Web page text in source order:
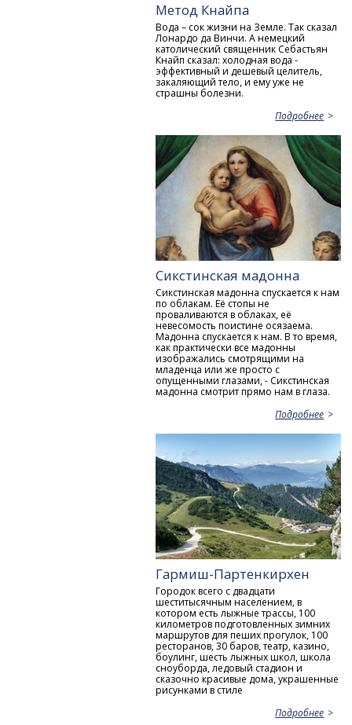
Метод Кнайпа
Вода – сок жизни на Земле. Так сказал
Лонардо да Винчи. А немецкий
католический священник Себастьян
Кнайп сказал: холодная вода -
эффективный и дешевый целитель,
закаляющий тело, и ему уже не
страшны болезни.
Подробнее
Сикстинская мадонна
Сикстинская мадонна спускается к нам
по облакам. Её стопы не
проваливаются в облаках, её
невесомость поистине осязаема.
Мадонна спускается к нам. В то время,
как практически все мадонны
изображались смотрящими на
младенца или же просто с
опущенными глазами, - Сикстинская
мадонна смотрит прямо нам в глаза.
Подробнее
Гармиш-Партенкирхен
Городок всего с двадцати
шеститысячным населением, в
котором есть лыжные трассы, 100
километров подготовленных зимних
маршрутов для пеших прогулок, 100
ресторанов, 30 баров, театр, казино,
боулинг, шесть лыжных школ, школа
сноуборда, ледовый стадион и
сказочно красивые дома, украшенные
рисунками в стиле
Подробнее